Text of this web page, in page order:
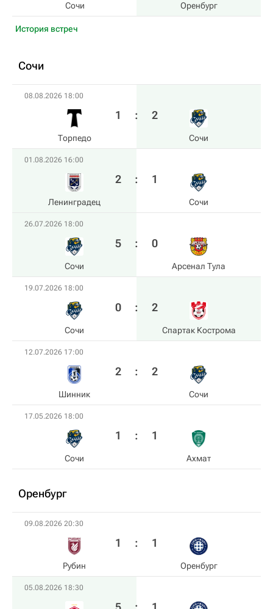
Сочи Оренбург
История встреч
Сочи
08.08.2026 18:00
Торпедо
1 : 2
Сочи
01.08.2026 16:00
Ленинградец
2 : 1
Сочи
26.07.2026 18:00
Сочи
5 : 0
Арсенал Тула
19.07.2026 18:00
Сочи
0 : 2
Спартак Кострома
12.07.2026 17:00
Шинник
2 : 2
Сочи
17.05.2026 18:00
Сочи
1 : 1
Ахмат
Оренбург
09.08.2026 20:30
Рубин
1 : 1
Оренбург
05.08.2026 18:30